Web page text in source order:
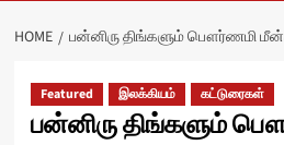
HOME பன்னிரு திங்களும் பௌர்ணமி
Featured இலக்கியம் கட்டுரைகள்
பன்னிரு திங்களும்